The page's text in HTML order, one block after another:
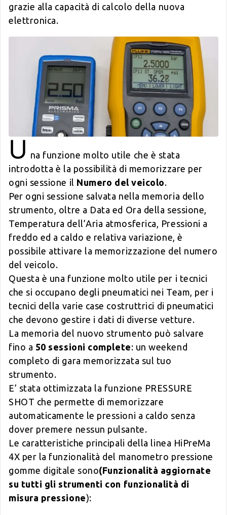
grazie alla capacità di calcolo della nuova
elettronica.
U na funzione molto utile che è stata
introdotta è la possibilità di memorizzare per
ogni sessione il Numero del veicolo.
Per ogni sessione salvata nella memoria dello
strumento, oltre a Data ed Ora della sessione,
Temperatura dell’Aria atmosferica, Pressioni a
freddo ed a caldo e relativa variazione, è
possibile attivare la memorizzazione del numero
del veicolo.
Questa è una funzione molto utile per i tecnici
che si occupano degli pneumatici nei Team, per i
tecnici della varie case costruttrici di pneumatici
che devono gestire i dati di diverse vetture.
La memoria del nuovo strumento può salvare
fino a 50 sessioni complete: un weekend
completo di gara memorizzata sul tuo
strumento.
E’ stata ottimizzata la funzione PRESSURE
SHOT che permette di memorizzare
automaticamente le pressioni a caldo senza
dover premere nessun pulsante.
Le caratteristiche principali della linea HiPreMa
4X per la funzionalità del manometro pressione
gomme digitale sono(Funzionalità aggiornate
su tutti gli strumenti con funzionalità di
misura pressione):